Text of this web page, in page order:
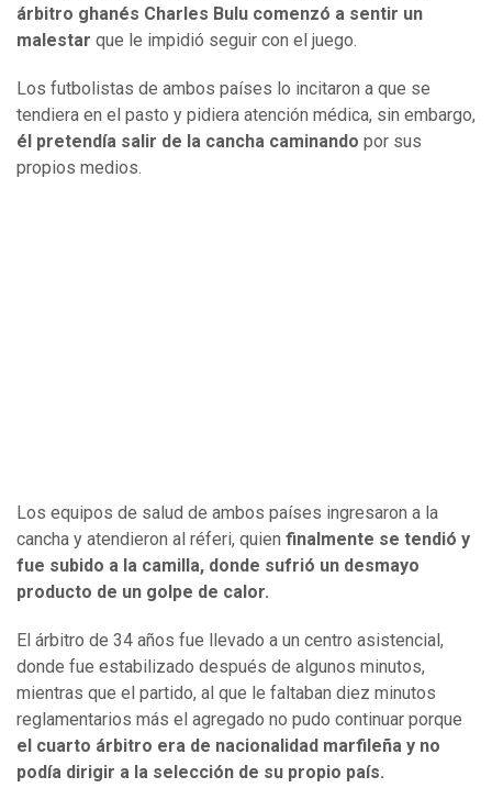
árbitro ghanés Charles Bulu comenzó a sentir un
malestar que le impidió seguir con el juego.
Los futbolistas de ambos países lo incitaron a que se
tendiera en el pasto y pidiera atención médica, sin embargo,
él pretendía salir de la cancha caminando por sus
propios medios.
Los equipos de salud de ambos países ingresaron a la
cancha y atendieron al réferi, quien finalmente se tendió y
fue subido a la camilla, donde sufrió un desmayo
producto de un golpe de calor.
El árbitro de 34 años fue llevado a un centro asistencial,
donde fue estabilizado después de algunos minutos,
mientras que el partido, al que le faltaban diez minutos
reglamentarios más el agregado no pudo continuar porque
el cuarto árbitro era de nacionalidad marfileña y no
podía dirigir a la selección de su propio país.